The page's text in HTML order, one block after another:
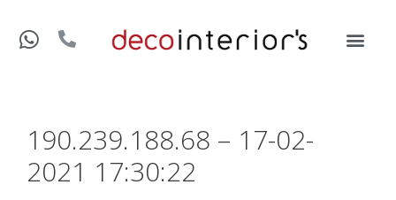
190.239.188.68 – 17-02-
2021 17:30:22